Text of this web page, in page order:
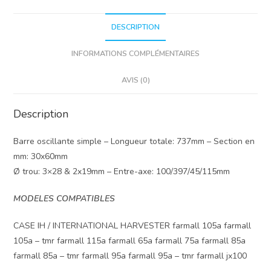
DESCRIPTION
INFORMATIONS COMPLÉMENTAIRES
AVIS (0)
Description
Barre oscillante simple – Longueur totale: 737mm – Section en
mm: 30x60mm
Ø trou: 3×28 & 2x19mm – Entre-axe: 100/397/45/115mm
MODELES COMPATIBLES
CASE IH / INTERNATIONAL HARVESTER farmall 105a farmall
105a – tmr farmall 115a farmall 65a farmall 75a farmall 85a
farmall 85a – tmr farmall 95a farmall 95a – tmr farmall jx100